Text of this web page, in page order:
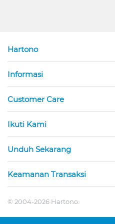
Hartono
Informasi
Customer Care
Ikuti Kami
Unduh Sekarang
Keamanan Transaksi
© 2004-2026 Hartono.